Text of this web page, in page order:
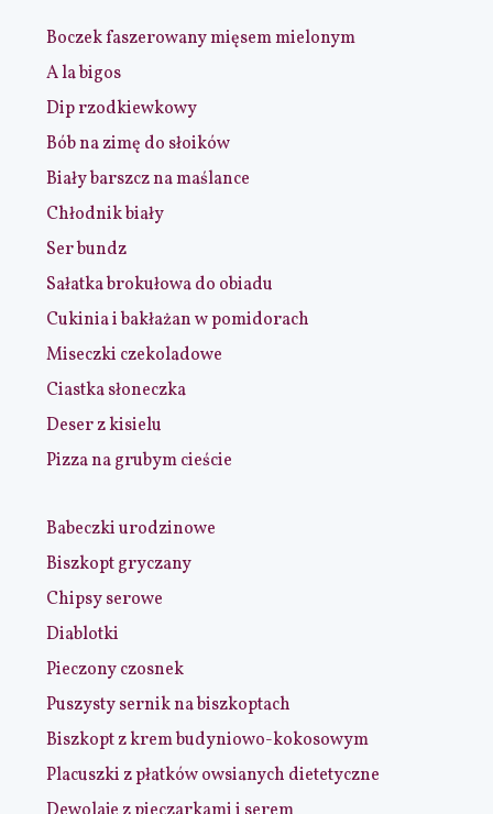
Boczek faszerowany mięsem mielonym
A la bigos
Dip rzodkiewkowy
Bób na zimę do słoików
Biały barszcz na maślance
Chłodnik biały
Ser bundz
Sałatka brokułowa do obiadu
Cukinia i bakłażan w pomidorach
Miseczki czekoladowe
Ciastka słoneczka
Deser z kisielu
Pizza na grubym cieście
Babeczki urodzinowe
Biszkopt gryczany
Chipsy serowe
Diablotki
Pieczony czosnek
Puszysty sernik na biszkoptach
Biszkopt z krem budyniowo-kokosowym
Placuszki z płatków owsianych dietetyczne